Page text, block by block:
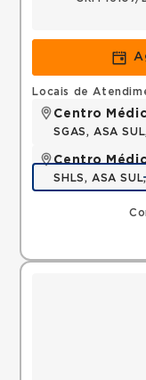
Locais de
Centro
SGAS, ASA
Centro
SHLS, ASA